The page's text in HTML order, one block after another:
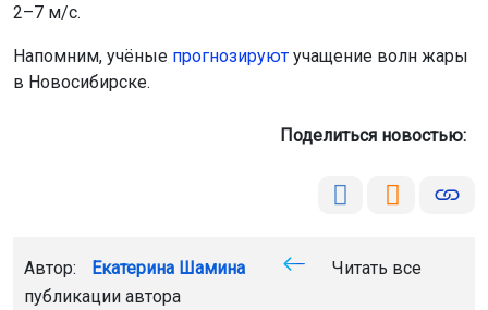
2–7 м/с.
Напомним, учёные прогнозируют учащение волн жары
в Новосибирске.
Поделиться новостью:
Автор: Екатерина Шамина
Читать все
публикации автора